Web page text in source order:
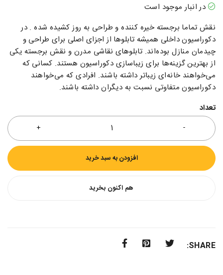
در انبار موجود است
نقش تماما برجسته خیره کننده و طراحی به روز کشیده شده . در
دکوراسیون داخلی همیشه تابلو‌ها از اجزای اصلی برای طراحی و
چیدمان منازل بوده‌اند. تابلو‌های نقاشی مدرن و نقش برجسته یکی
از بهترین گزینه‌ها برای زیبا‌سازی دکوراسیون هستند. کسانی که
می‌خواهند خانه‌ای زیباتر داشته‌ باشند. افرادی که می‌خواهند
دکوراسیون متفاوتی نسبت به دیگران داشته‌ باشند.
تعداد
افزودن به سبد خرید
هم اکنون بخرید
SHARE: